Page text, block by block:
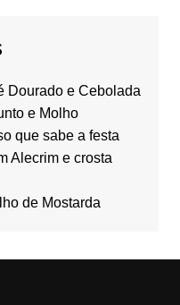
Dourado e Cebolada
e Molho
que sabe a festa
Alecrim e crosta
de Mostarda